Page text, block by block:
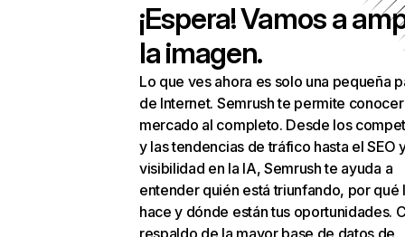
¡Espera! Vamos a
la imagen.
Lo que ves ahora es solo una pequeña
de Internet. Semrush te permite
mercado al completo. Desde los
y las tendencias de tráfico hasta el SEO
visibilidad en la IA, Semrush te ayuda a
entender quién está triunfando, por qué
hace y dónde están tus oportunidades.
respaldo de la mayor base de datos de